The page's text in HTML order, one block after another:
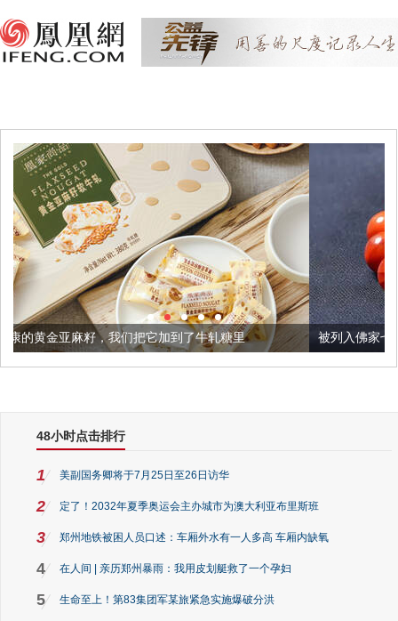
把它加到了牛轧糖里 被列入佛家七宝的它到底有多美？
48小时点击排行
1 美副国务卿将于7月25日至26日访华
2 定了！2032年夏季奥运会主办城市为澳大利亚布里斯班
3 郑州地铁被困人员口述：车厢外水有一人多高 车厢内缺氧
4 在人间 | 亲历郑州暴雨：我用皮划艇救了一个孕妇
5 生命至上！第83集团军某旅紧急实施爆破分洪